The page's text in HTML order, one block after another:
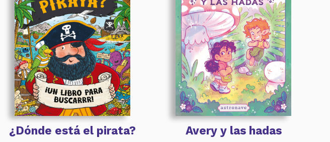
¿Dónde está el pirata? Avery y las hadas